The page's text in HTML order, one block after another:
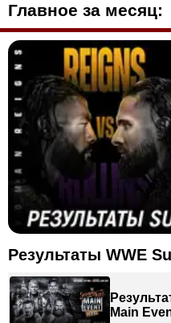
Главное за месяц:
Результаты WWE
Main